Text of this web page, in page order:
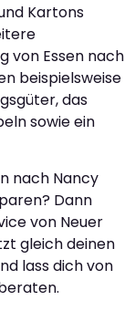
Kartons
von Essen nach
beispielsweise
das
sowie ein
nach Nancy
Dann
von Neuer
gleich deinen
lass dich von